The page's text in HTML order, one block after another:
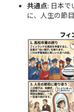
共通点: 日本で
に、人生の節